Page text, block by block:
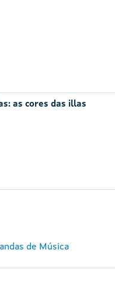
as cores das illas
de Música